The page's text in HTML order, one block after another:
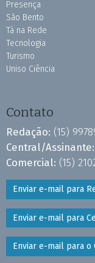
Presença
São Bento
Tá na Rede
Tecnologia
Turismo
Uniso Ciência
Contato
Redação: (15)
Central/Assinante:
Comercial: (15)
Enviar e-mail para
Enviar e-mail para
Enviar e-mail para o